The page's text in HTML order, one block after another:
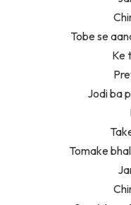
Tobe se
Ke
Jodi ba
Tomake